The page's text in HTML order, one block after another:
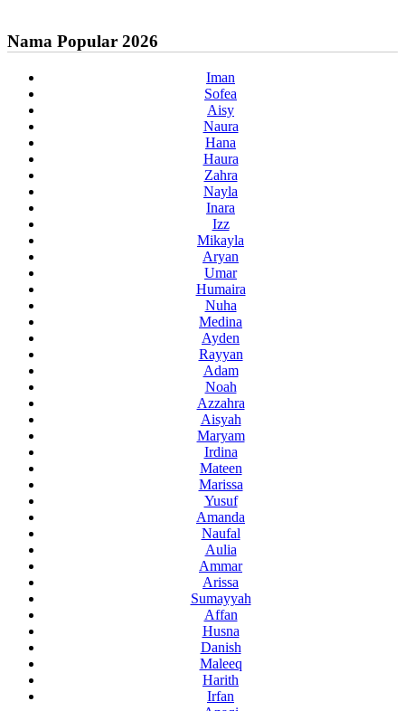
Nama Popular 2026
Iman
Sofea
Aisy
Naura
Hana
Haura
Zahra
Nayla
Inara
Izz
Mikayla
Aryan
Umar
Humaira
Nuha
Medina
Ayden
Rayyan
Adam
Noah
Azzahra
Aisyah
Maryam
Irdina
Mateen
Marissa
Yusuf
Amanda
Naufal
Aulia
Ammar
Arissa
Sumayyah
Affan
Husna
Danish
Maleeq
Harith
Irfan